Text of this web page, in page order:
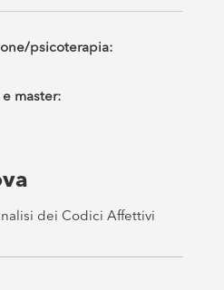
psicoterapia:
master:
dei Codici Affettivi